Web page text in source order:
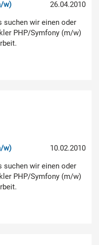
26.04.2010
w)
suchen wir einen oder
PHP/Symfony (m/w)
10.02.2010
w)
suchen wir einen oder
PHP/Symfony (m/w)